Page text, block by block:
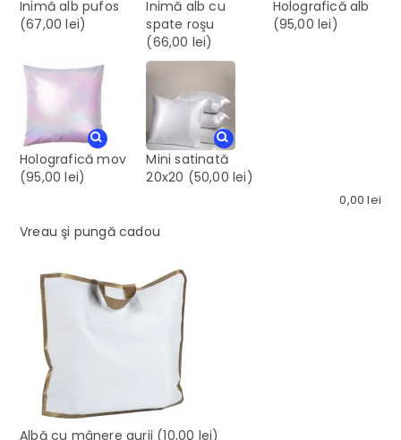
Inimă alb pufos
(67,00 lei)
Inimă alb cu
spate roşu
(66,00 lei)
Holografică alb
(95,00 lei)
Holografică mov
(95,00 lei)
Mini satinată
20x20 (50,00 lei)
0,00lei
Vreau şi pungă cadou
Albă cu mânere aurii (10,00 lei)